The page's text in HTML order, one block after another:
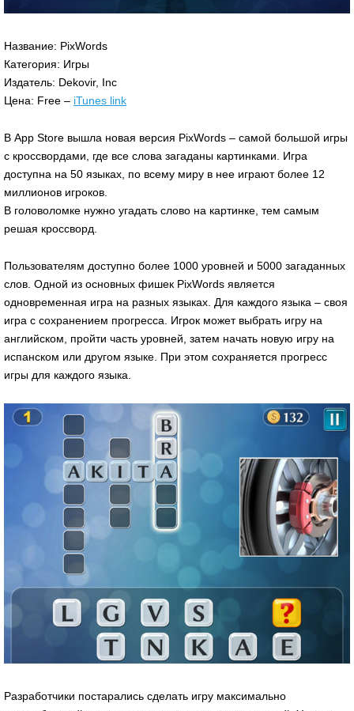
Название: PixWords
Категория: Игры
Издатель: Dekovir, Inc
Цена: Free – iTunes link
В App Store вышла новая версия PixWords – самой большой игры
с кроссвордами, где все слова загаданы картинками. Игра
доступна на 50 языках, по всему миру в нее играют более 12
миллионов игроков.
В головоломке нужно угадать слово на картинке, тем самым
решая кроссворд.
Пользователям доступно более 1000 уровней и 5000 загаданных
слов. Одной из основных фишек PixWords является
одновременная игра на разных языках. Для каждого языка – своя
игра с сохранением прогресса. Игрок может выбрать игру на
английском, пройти часть уровней, затем начать новую игру на
испанском или другом языке. При этом сохраняется прогресс
игры для каждого языка.
Разработчики постарались сделать игру максимально